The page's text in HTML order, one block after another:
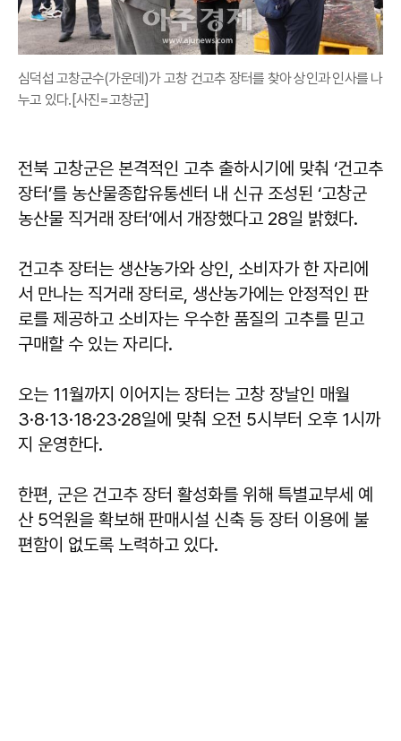
심덕섭 고창군수(가운데)가 고창 건고추 장터를 찾아 상인과 인사를 나
누고 있다.[사진=고창군]
전북 고창군은 본격적인 고추 출하시기에 맞춰 ‘건고추
장터’를 농산물종합유통센터 내 신규 조성된 ‘고창군
농산물 직거래 장터’에서 개장했다고 28일 밝혔다.
건고추 장터는 생산농가와 상인, 소비자가 한 자리에
서 만나는 직거래 장터로, 생산농가에는 안정적인 판
로를 제공하고 소비자는 우수한 품질의 고추를 믿고
구매할 수 있는 자리다.
오는 11월까지 이어지는 장터는 고창 장날인 매월
3·8·13·18·23·28일에 맞춰 오전 5시부터 오후 1시까
지 운영한다.
한편, 군은 건고추 장터 활성화를 위해 특별교부세 예
산 5억원을 확보해 판매시설 신축 등 장터 이용에 불
편함이 없도록 노력하고 있다.